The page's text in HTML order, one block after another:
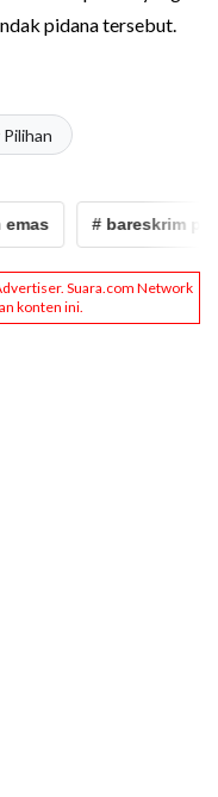
pidana tersebut.
Pilihan
# bareskrim polri